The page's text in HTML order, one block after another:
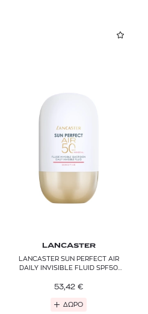
LANCASTER
LANCASTER SUN PERFECT AIR
DAILY INVISIBLE FLUID SPF50
53,42 €
ΔΩΡΟ